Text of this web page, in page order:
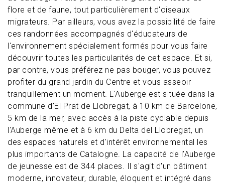
flore et de faune, tout particulièrement d'oiseaux
migrateurs. Par ailleurs, vous avez la possibilité de faire
ces randonnées accompagnés d'éducateurs de
l'environnement spécialement formés pour vous faire
découvrir toutes les particularités de cet espace. Et si,
par contre, vous préférez ne pas bouger, vous pouvez
profiter du grand jardin du Centre et vous asseoir
tranquillement un moment. L'Auberge est située dans la
commune d'El Prat de Llobregat, à 10 km de Barcelone,
5 km de la mer, avec accès à la piste cyclable depuis
l'Auberge même et à 6 km du Delta del Llobregat, un
des espaces naturels et d'intérêt environnemental les
plus importants de Catalogne. La capacité de l'Auberge
de jeunesse est de 344 places. Il s'agit d'un bâtiment
moderne, innovateur, durable, éloquent et intégré dans